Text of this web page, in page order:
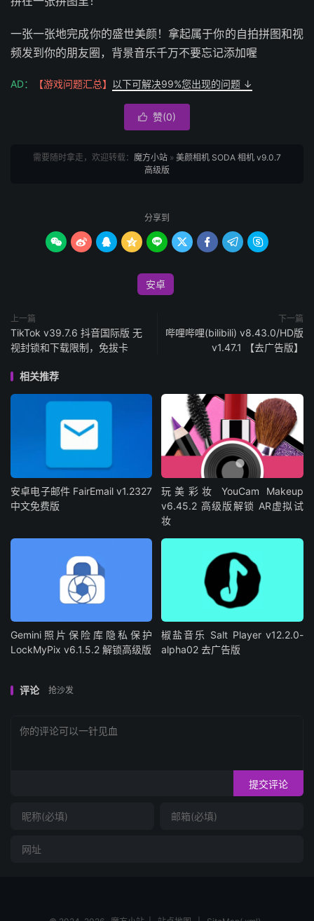
一张一张地完成你的盛世美颜！拿起属于你的自拍拼图和视
频发到你的朋友圈，背景音乐千万不要忘记添加喔
AD： 【游戏问题汇总】 以下可解决99%您出现的问题 ↓
 赞(0)
需要随时拿走，欢迎转载： 魔方小站 » 美颜相机 SODA 相机 v9.0.7
高级版
分享到
        
安卓
上一篇
TikTok v39.7.6 抖音国际版 无
视封锁和下载限制，免拔卡
下一篇
哔哩哔哩(bilibili) v8.43.0/HD版
v1.47.1 【去广告版】
相关推荐
安卓电子邮件 FairEmail v1.2327
中文免费版
玩美彩妆 YouCam Makeup
v6.45.2 高级版解锁 AR虚拟试
妆
Gemini照片保险库隐私保护
LockMyPix v6.1.5.2 解锁高级版
椒盐音乐 Salt Player v12.2.0-
alpha02 去广告版
评论 抢沙发
提交评论